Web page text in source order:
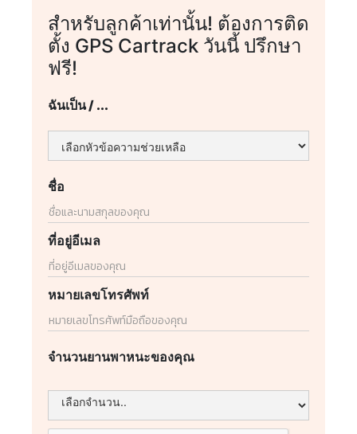
สำหรับลูกค้าเท่านั้น! ต้องการติด
ตั้ง GPS Cartrack วันนี้ ปรึกษา
ฟรี!
ฉันเป็น / ...
ชื่อ
ที่อยู่อีเมล
หมายเลขโทรศัพท์
จำนวนยานพาหนะของคุณ